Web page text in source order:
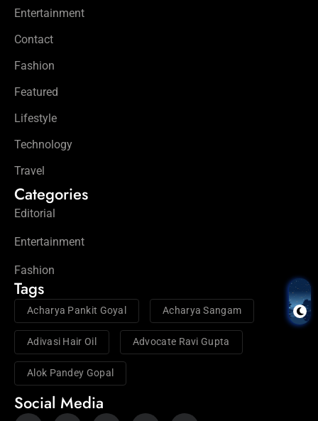
Entertainment
Contact
Fashion
Featured
Lifestyle
Technology
Travel
Categories
Editorial
Entertainment
Fashion
Tags
Acharya Pankit Goyal Acharya Sangam
Adivasi Hair Oil Advocate Ravi Gupta
Alok Pandey Gopal
Social Media